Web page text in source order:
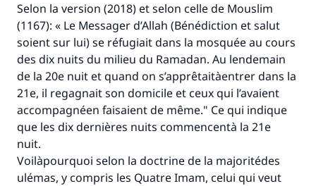
Selon la version (2018) et selon celle de Mouslim
(1167): « Le Messager d’Allah (Bénédiction et salut
soient sur lui) se réfugiait dans la mosquée au cours
des dix nuits du milieu du Ramadan. Au lendemain
de la 20e nuit et quand on s’apprêtaitàentrer dans la
21e, il regagnait son domicile et ceux qui l’avaient
accompagnéen faisaient de même." Ce qui indique
que les dix dernières nuits commencentà la 21e
nuit.
Voilàpourquoi selon la doctrine de la majoritédes
ulémas, y compris les Quatre Imam, celui qui veut
Soutenez IslamQA